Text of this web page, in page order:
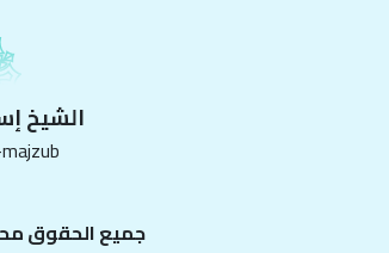
الشيخ
جميع الحقوق